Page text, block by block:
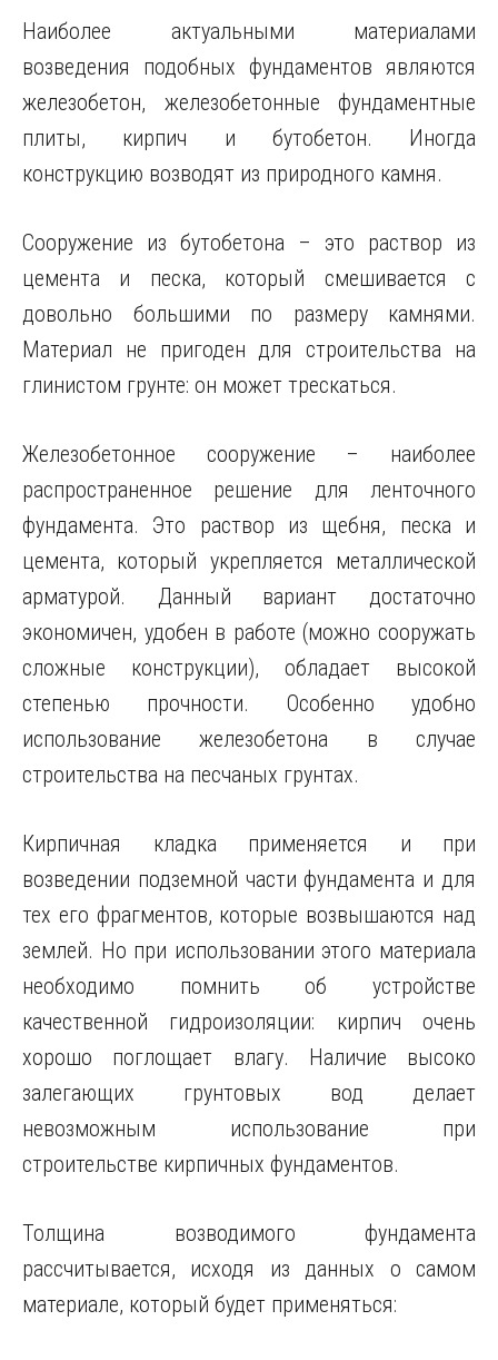
Наиболее актуальными материалами
возведения подобных фундаментов являются
железобетон, железобетонные фундаментные
плиты, кирпич и бутобетон. Иногда
конструкцию возводят из природного камня.
Сооружение из бутобетона – это раствор из
цемента и песка, который смешивается с
довольно большими по размеру камнями.
Материал не пригоден для строительства на
глинистом грунте: он может трескаться.
Железобетонное сооружение – наиболее
распространенное решение для ленточного
фундамента. Это раствор из щебня, песка и
цемента, который укрепляется металлической
арматурой. Данный вариант достаточно
экономичен, удобен в работе (можно сооружать
сложные конструкции), обладает высокой
степенью прочности. Особенно удобно
использование железобетона в случае
строительства на песчаных грунтах.
Кирпичная кладка применяется и при
возведении подземной части фундамента и для
тех его фрагментов, которые возвышаются над
землей. Но при использовании этого материала
необходимо помнить об устройстве
качественной гидроизоляции: кирпич очень
хорошо поглощает влагу. Наличие высоко
залегающих грунтовых вод делает
невозможным использование при
строительстве кирпичных фундаментов.
Толщина возводимого фундамента
рассчитывается, исходя из данных о самом
материале, который будет применяться: